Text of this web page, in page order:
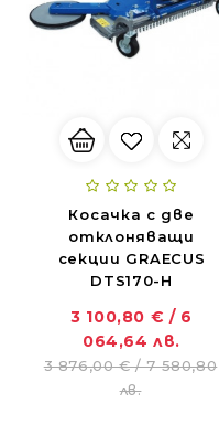
Косачка с две
отклоняващи
секции GRAECUS
DTS170-H
3 100,80 € / 6
064,64 лв.
3 876,00 € / 7 580,80
лв.
01.11.2018